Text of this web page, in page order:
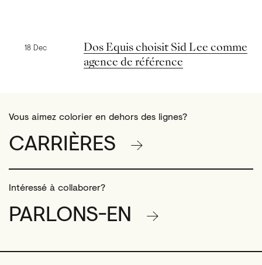
Nouvelles précédentes
18 Dec
Dos Equis choisit Sid Lee comme
agence de référence
Vous aimez colorier en dehors des lignes?
CARRIÈRES
Intéressé à collaborer?
PARLONS-EN